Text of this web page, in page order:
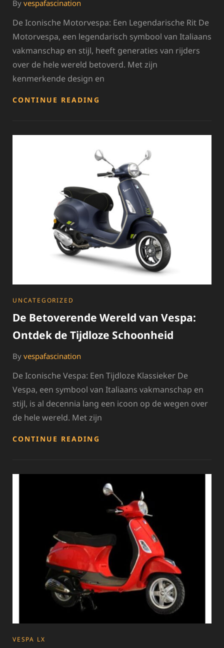
By vespafascination
De Iconische Motorvespa: Een Legendarische Rit De
Motorvespa, een legendarisch symbool van Italiaans
vakmanschap en stijl, heeft generaties van rijders
over de hele wereld betoverd. Met zijn
kenmerkende design en
CONTINUE READING
MOTORVESPA:
EEN
ICOON
OP
TWEE
WIELEN
CATEGORIES
UNCATEGORIZED
De Betoverende Wereld van Vespa:
Ontdek de Tijdloze Schoonheid
By vespafascination
De Iconische Vespa: Een Tijdloze Klassieker De
Vespa, een symbool van Italiaans vakmanschap en
stijl, is al decennia lang een icoon op de wegen over
de hele wereld. Met zijn
CONTINUE READING
ONTDEK
DE
TIJDLOZE
SCHOONHEID
CATEGORIES
VESPA LX